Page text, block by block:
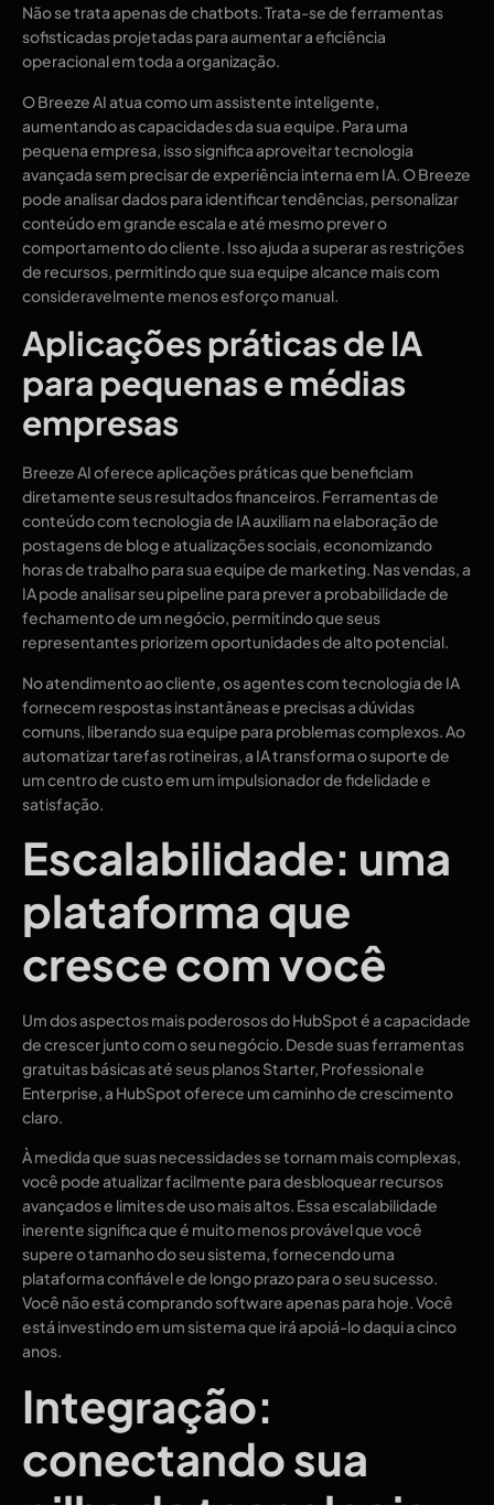
Não se trata apenas de chatbots. Trata-se de ferramentas
sofisticadas projetadas para aumentar a eficiência
operacional em toda a organização.
O Breeze AI atua como um assistente inteligente,
aumentando as capacidades da sua equipe. Para uma
pequena empresa, isso significa aproveitar tecnologia
avançada sem precisar de experiência interna em IA. O Breeze
pode analisar dados para identificar tendências, personalizar
conteúdo em grande escala e até mesmo prever o
comportamento do cliente. Isso ajuda a superar as restrições
de recursos, permitindo que sua equipe alcance mais com
consideravelmente menos esforço manual.
Aplicações práticas de IA
para pequenas e médias
empresas
Breeze AI oferece aplicações práticas que beneficiam
diretamente seus resultados financeiros. Ferramentas de
conteúdo com tecnologia de IA auxiliam na elaboração de
postagens de blog e atualizações sociais, economizando
horas de trabalho para sua equipe de marketing. Nas vendas, a
IA pode analisar seu pipeline para prever a probabilidade de
fechamento de um negócio, permitindo que seus
representantes priorizem oportunidades de alto potencial.
No atendimento ao cliente, os agentes com tecnologia de IA
fornecem respostas instantâneas e precisas a dúvidas
comuns, liberando sua equipe para problemas complexos. Ao
automatizar tarefas rotineiras, a IA transforma o suporte de
um centro de custo em um impulsionador de fidelidade e
satisfação.
Escalabilidade: uma
plataforma que
cresce com você
Um dos aspectos mais poderosos do HubSpot é a capacidade
de crescer junto com o seu negócio. Desde suas ferramentas
gratuitas básicas até seus planos Starter, Professional e
Enterprise, a HubSpot oferece um caminho de crescimento
claro.
À medida que suas necessidades se tornam mais complexas,
você pode atualizar facilmente para desbloquear recursos
avançados e limites de uso mais altos. Essa escalabilidade
inerente significa que é muito menos provável que você
supere o tamanho do seu sistema, fornecendo uma
plataforma confiável e de longo prazo para o seu sucesso.
Você não está comprando software apenas para hoje. Você
está investindo em um sistema que irá apoiá-lo daqui a cinco
anos.
Integração:
conectando sua